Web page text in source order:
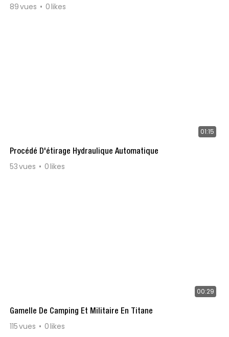
89vues 0likes
01:15
Procédé D'étirage Hydraulique Automatique
53vues 0likes
00:29
Gamelle De Camping Et Militaire En Titane
115vues 0likes